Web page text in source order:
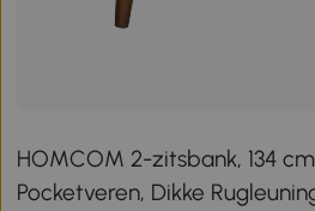
HOMCOM 2-zitsbank, 134
Pocketveren, Dikke